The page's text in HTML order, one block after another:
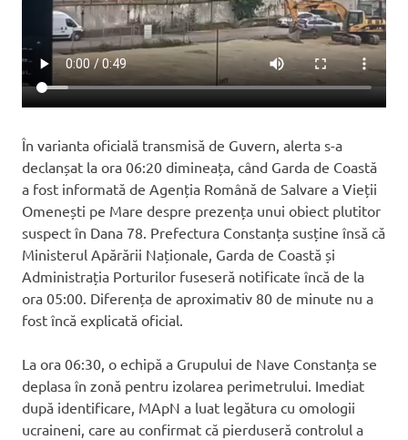
În varianta oficială transmisă de Guvern, alerta s-a
declanșat la ora 06:20 dimineața, când Garda de Coastă
a fost informată de Agenția Română de Salvare a Vieții
Omenești pe Mare despre prezența unui obiect plutitor
suspect în Dana 78. Prefectura Constanța susține însă că
Ministerul Apărării Naționale, Garda de Coastă și
Administrația Porturilor fuseseră notificate încă de la
ora 05:00. Diferența de aproximativ 80 de minute nu a
fost încă explicată oficial.
La ora 06:30, o echipă a Grupului de Nave Constanța se
deplasa în zonă pentru izolarea perimetrului. Imediat
după identificare, MApN a luat legătura cu omologii
ucraineni, care au confirmat că pierduseră controlul a